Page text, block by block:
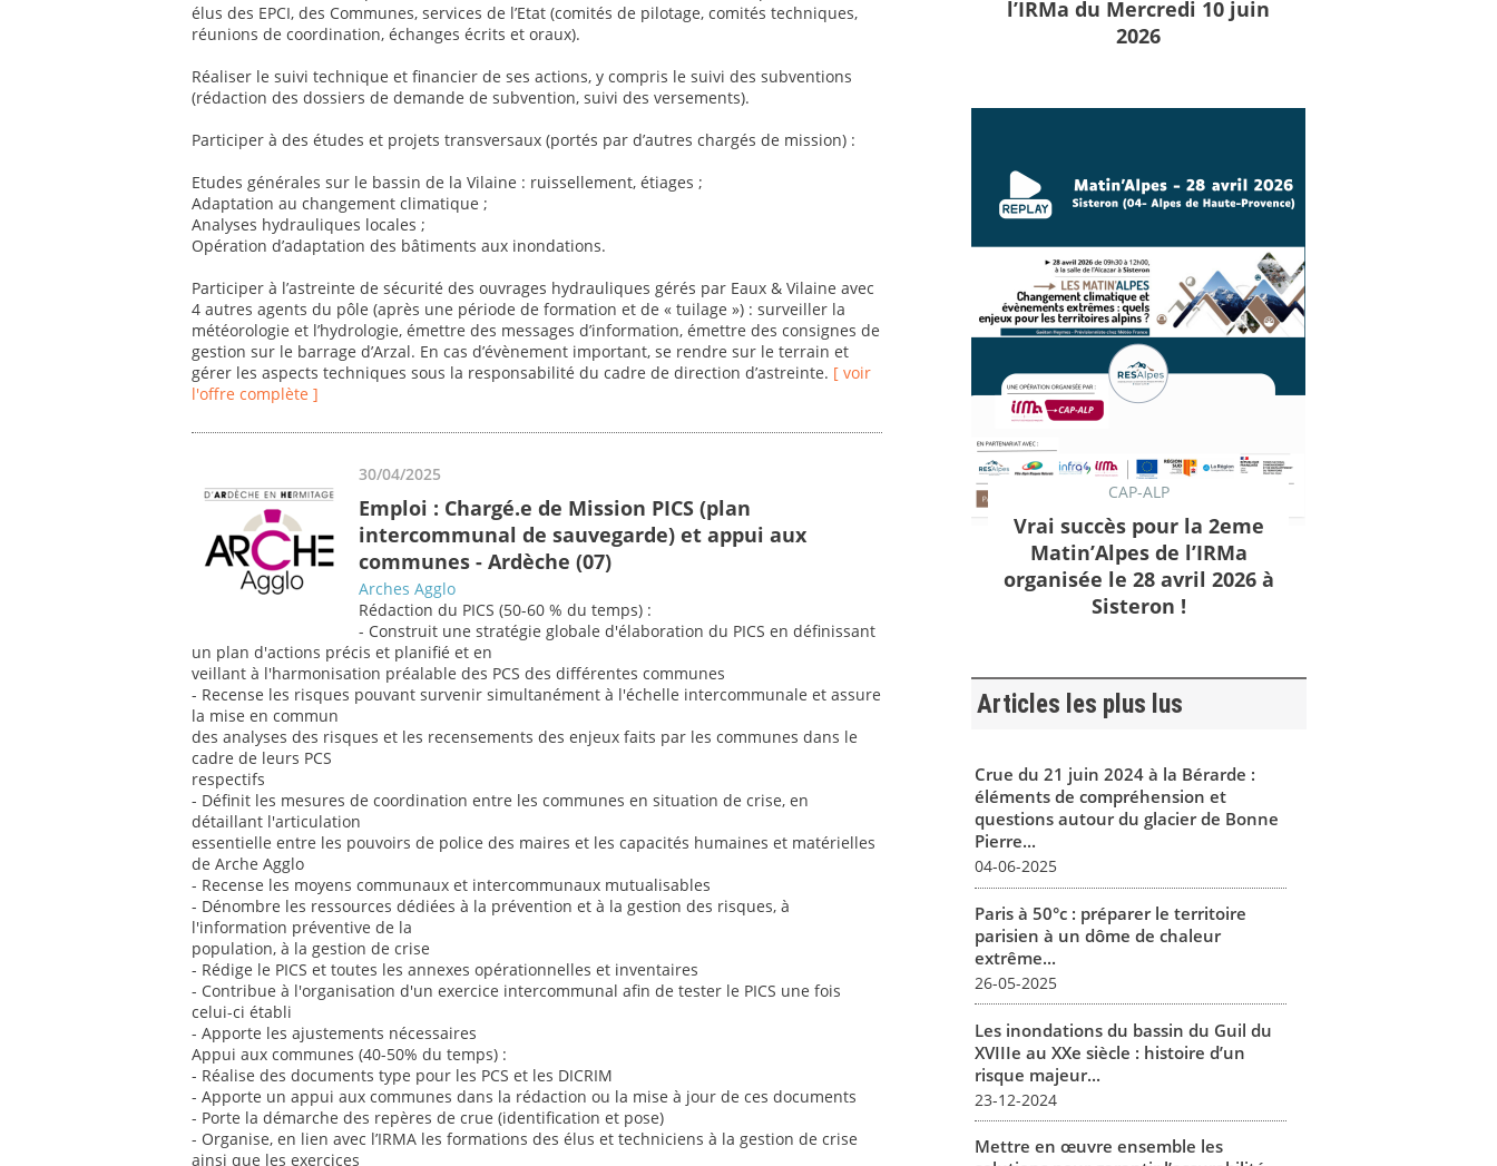
élus des EPCI, des Communes, services de l’Etat (comités de pilotage, comités techniques,
réunions de coordination, échanges écrits et oraux).
Réaliser le suivi technique et financier de ses actions, y compris le suivi des subventions
(rédaction des dossiers de demande de subvention, suivi des versements).
Participer à des études et projets transversaux (portés par d’autres chargés de mission) :
Etudes générales sur le bassin de la Vilaine : ruissellement, étiages ;
Adaptation au changement climatique ;
Analyses hydrauliques locales ;
Opération d’adaptation des bâtiments aux inondations.
Participer à l’astreinte de sécurité des ouvrages hydrauliques gérés par Eaux & Vilaine avec
4 autres agents du pôle (après une période de formation et de « tuilage ») : surveiller la
météorologie et l’hydrologie, émettre des messages d’information, émettre des consignes de
gestion sur le barrage d’Arzal. En cas d’évènement important, se rendre sur le terrain et
gérer les aspects techniques sous la responsabilité du cadre de direction d’astreinte. [ voir
l'offre complète ]
30/04/2025
Emploi : Chargé.e de Mission PICS (plan
intercommunal de sauvegarde) et appui aux
communes - Ardèche (07)
Arches Agglo
Rédaction du PICS (50-60 % du temps) :
- Construit une stratégie globale d'élaboration du PICS en définissant
un plan d'actions précis et planifié et en
veillant à l'harmonisation préalable des PCS des différentes communes
- Recense les risques pouvant survenir simultanément à l'échelle intercommunale et assure
la mise en commun
des analyses des risques et les recensements des enjeux faits par les communes dans le
cadre de leurs PCS
respectifs
- Définit les mesures de coordination entre les communes en situation de crise, en
détaillant l'articulation
essentielle entre les pouvoirs de police des maires et les capacités humaines et matérielles
de Arche Agglo
- Recense les moyens communaux et intercommunaux mutualisables
- Dénombre les ressources dédiées à la prévention et à la gestion des risques, à
l'information préventive de la
population, à la gestion de crise
- Rédige le PICS et toutes les annexes opérationnelles et inventaires
- Contribue à l'organisation d'un exercice intercommunal afin de tester le PICS une fois
celui-ci établi
- Apporte les ajustements nécessaires
Appui aux communes (40-50% du temps) :
- Réalise des documents type pour les PCS et les DICRIM
- Apporte un appui aux communes dans la rédaction ou la mise à jour de ces documents
- Porte la démarche des repères de crue (identification et pose)
- Organise, en lien avec l’IRMA les formations des élus et techniciens à la gestion de crise
ainsi que les exercices
l’IRMa du Mercredi 10 juin
2026
CAP-ALP
Vrai succès pour la 2eme
Matin’Alpes de l’IRMa
organisée le 28 avril 2026 à
Sisteron !
Articles les plus lus
Crue du 21 juin 2024 à la Bérarde :
éléments de compréhension et
questions autour du glacier de Bonne
Pierre...
04-06-2025
Paris à 50°c : préparer le territoire
parisien à un dôme de chaleur
extrême...
26-05-2025
Les inondations du bassin du Guil du
XVIIIe au XXe siècle : histoire d’un
risque majeur...
23-12-2024
Mettre en œuvre ensemble les